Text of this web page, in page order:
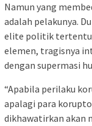
Namun yang
adalah pelakunya.
elite politik
elemen, tragisnya
dengan supermasi
“Apabila perilaku
apalagi para
dikhawatirkan akan